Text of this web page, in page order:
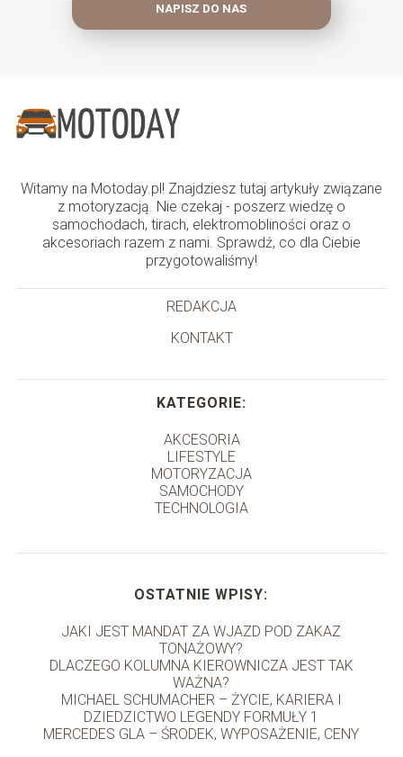
NAPISZ DO NAS
Witamy na Motoday.pl! Znajdziesz tutaj artykuły związane
z motoryzacją. Nie czekaj - poszerz wiedzę o
samochodach, tirach, elektromobliności oraz o
akcesoriach razem z nami. Sprawdź, co dla Ciebie
przygotowaliśmy!
REDAKCJA
KONTAKT
KATEGORIE:
AKCESORIA
LIFESTYLE
MOTORYZACJA
SAMOCHODY
TECHNOLOGIA
OSTATNIE WPISY:
JAKI JEST MANDAT ZA WJAZD POD ZAKAZ
TONAŻOWY?
DLACZEGO KOLUMNA KIEROWNICZA JEST TAK
WAŻNA?
MICHAEL SCHUMACHER – ŻYCIE, KARIERA I
DZIEDZICTWO LEGENDY FORMUŁY 1
MERCEDES GLA – ŚRODEK, WYPOSAŻENIE, CENY